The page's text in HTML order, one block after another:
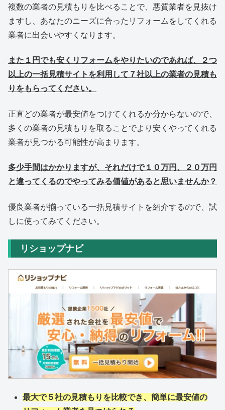
複数の業者の見積もりを比べることで、悪質業者を見抜け
ますし、あなたのニーズに合ったリフォームをしてくれる
業者に出会いやすくなります。
また１円でも安くリフォームをやりたいのであれば、２つ
以上の一括見積サイトを利用して７社以上の業者の見積も
りをもらってください。
正直どの業者が最安値をつけてくれるか分からないので、
多くの業者の見積もりを取ることでより安くやってくれる
業者が見つかる可能性が高まります。
多少手間はかかりますが、それだけで１０万円、２０万円
と違ってくるのでやってみる価値があると思いませんか？
優良業者が揃っている一括見積サイトを紹介するので、試
しに使ってみてください。
リショップナビ
最大で５社の見積もりを比較でき、簡単に最安値の